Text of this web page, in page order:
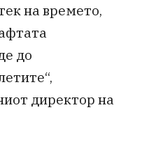
на времето,
до
директор на